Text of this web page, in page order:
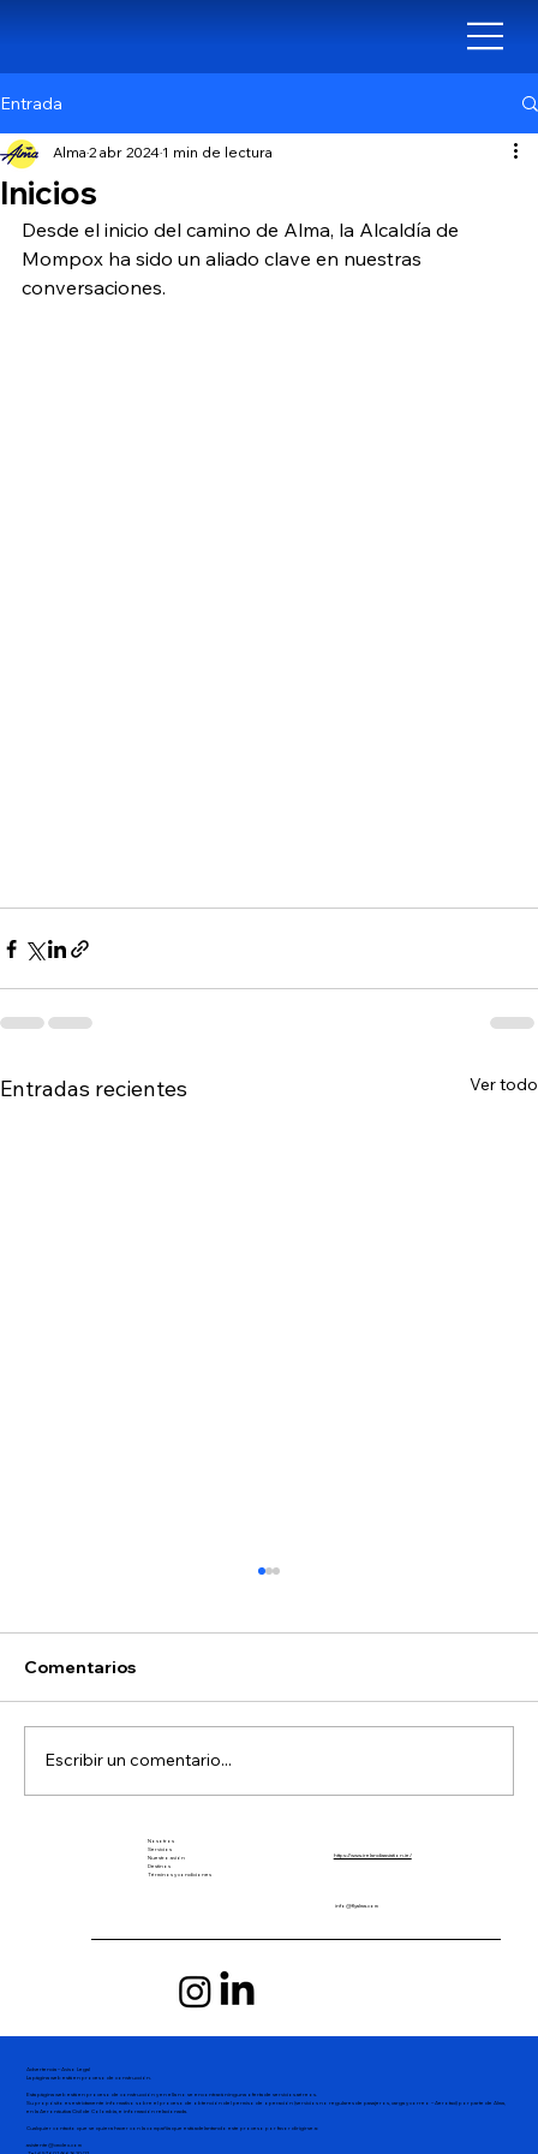
Entrada
Inicios
Alma 2 abr 2024 1 min de lectura
Desde el inicio del camino de Alma, la Alcaldía de
Mompox ha sido un aliado clave en nuestras
conversaciones.
Entradas recientes Ver todo
Por qué los hidroaviones son el futuro
de la conectividad regional en
Comentarios
Escribir un comentario...
Nosotros
Servicios
Nuestro avión
Destinos
Términos y condiciones
https://www.irelandiaaviation.ie/
info@flyalma.com
Advertencia – Aviso Legal
La página web está en proceso de construcción.
Esta página web está en proceso de construcción y en ella no se encontrará ninguna oferta de servicios aéreos.
Su propósito es estrictamente informativo sobre el proceso de obtención del permiso de operación (servicios no regulares de pasajeros, carga y correo – Aerotaxi) por parte de Alma,
en la Aeronáutica Civil de Colombia, e información relacionada.
Cualquier contacto que se quiera hacer con la compañía que está adelantando este proceso por favor dirigirse a:
asistente@cmclex.com